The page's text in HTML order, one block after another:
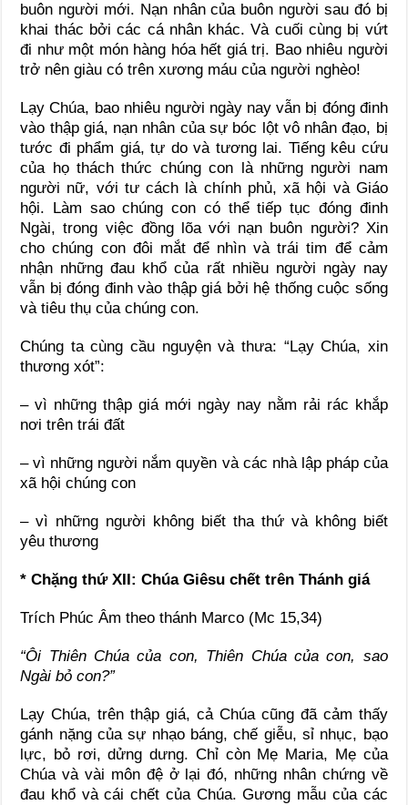
buôn người mới. Nạn nhân của buôn người sau đó bị
khai thác bởi các cá nhân khác. Và cuối cùng bị vứt
đi như một món hàng hóa hết giá trị. Bao nhiêu người
trở nên giàu có trên xương máu của người nghèo!
Lạy Chúa, bao nhiêu người ngày nay vẫn bị đóng đinh
vào thập giá, nạn nhân của sự bóc lột vô nhân đạo, bị
tước đi phẩm giá, tự do và tương lai. Tiếng kêu cứu
của họ thách thức chúng con là những người nam
người nữ, với tư cách là chính phủ, xã hội và Giáo
hội. Làm sao chúng con có thể tiếp tục đóng đinh
Ngài, trong việc đồng lõa với nạn buôn người? Xin
cho chúng con đôi mắt để nhìn và trái tim để cảm
nhận những đau khổ của rất nhiều người ngày nay
vẫn bị đóng đinh vào thập giá bởi hệ thống cuộc sống
và tiêu thụ của chúng con.
Chúng ta cùng cầu nguyện và thưa: “Lạy Chúa, xin
thương xót”:
– vì những thập giá mới ngày nay nằm rải rác khắp
nơi trên trái đất
– vì những người nắm quyền và các nhà lập pháp của
xã hội chúng con
– vì những người không biết tha thứ và không biết
yêu thương
* Chặng thứ XII: Chúa Giêsu chết trên Thánh giá
Trích Phúc Âm theo thánh Marco (Mc 15,34)
“Ôi Thiên Chúa của con, Thiên Chúa của con, sao
Ngài bỏ con?”
Lạy Chúa, trên thập giá, cả Chúa cũng đã cảm thấy
gánh nặng của sự nhạo báng, chế giễu, sỉ nhục, bạo
lực, bỏ rơi, dửng dưng. Chỉ còn Mẹ Maria, Mẹ của
Chúa và vài môn đệ ở lại đó, những nhân chứng về
đau khổ và cái chết của Chúa. Gương mẫu của các